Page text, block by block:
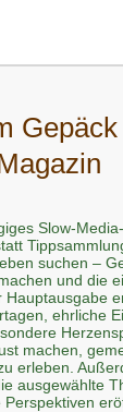
Slow-
suchen –
und die
Hauptausgabe
ehrliche
machen,
erleben.
ausgewählte
Perspektiven